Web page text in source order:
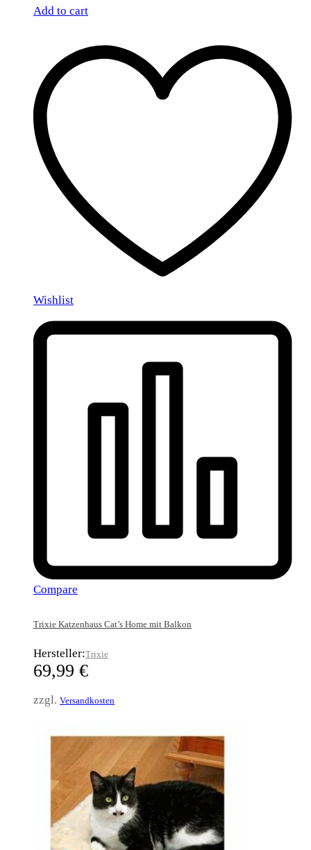
Add to cart
Wishlist
Compare
Trixie Katzenhaus Cat’s Home mit Balkon
Hersteller:Trixie
69,99 €
zzgl. Versandkosten